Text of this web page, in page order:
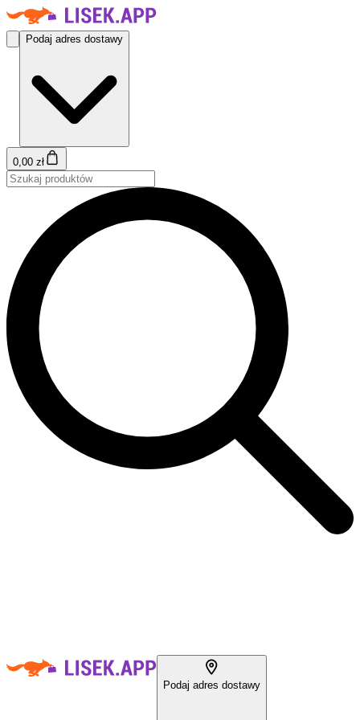
Podaj adres dostawy
0,00 zł
Podaj adres dostawy